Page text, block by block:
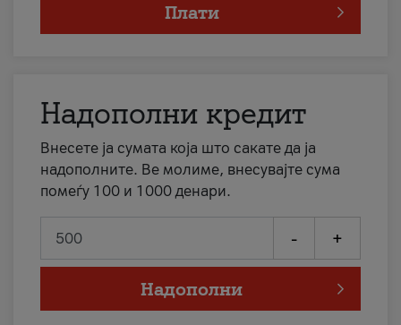
Плати
Надополни кредит
Внесете ја сумата која што сакате да ја
надополните. Ве молиме, внесувајте сума
помеѓу 100 и 1000 денари.
- +
Надополни